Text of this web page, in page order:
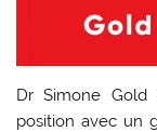
Dr Simone
position avec un